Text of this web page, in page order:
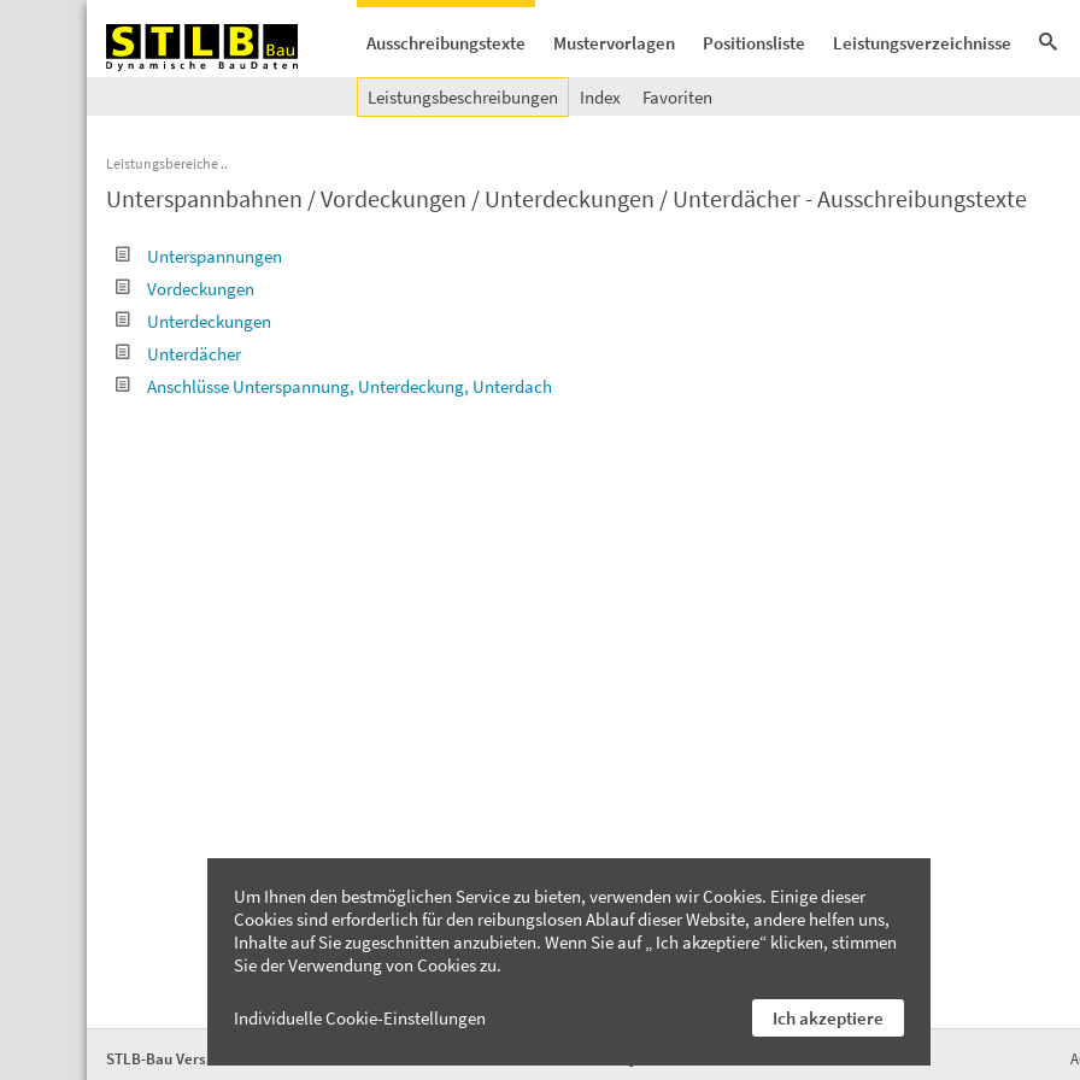
Ausschreibungstexte Mustervorlagen Positionsliste Leistungsverzeichnisse
Leistungsbeschreibungen Index Favoriten
Leistungsbereiche
Unterspannbahnen / Vordeckungen / Unterdeckungen / Unterdächer - Ausschreibungstexte
Unterspannungen
Vordeckungen
Unterdeckungen
Unterdächer
Anschlüsse Unterspannung, Unterdeckung, Unterdach
STLB-Bau Version 2026-04
Um Ihnen den bestmöglichen Service zu bieten, verwenden wir Cookies. Einige dieser
Cookies sind erforderlich für den reibungslosen Ablauf dieser Website, andere helfen uns,
Inhalte auf Sie zugeschnitten anzubieten. Wenn Sie auf „ Ich akzeptiere“ klicken, stimmen
Sie der Verwendung von Cookies zu.
Individuelle Cookie-Einstellungen Ich akzeptiere